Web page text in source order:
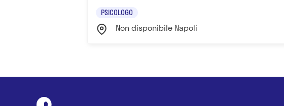
PSICOLOGO
Non disponibile Napoli